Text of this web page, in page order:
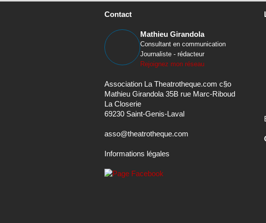
Rejoignez mon réseau
Association La Theatrotheque.com c§o
Mathieu Girandola 35B rue Marc-Riboud
69230 Saint-Genis-Laval
asso@theatrotheque.com